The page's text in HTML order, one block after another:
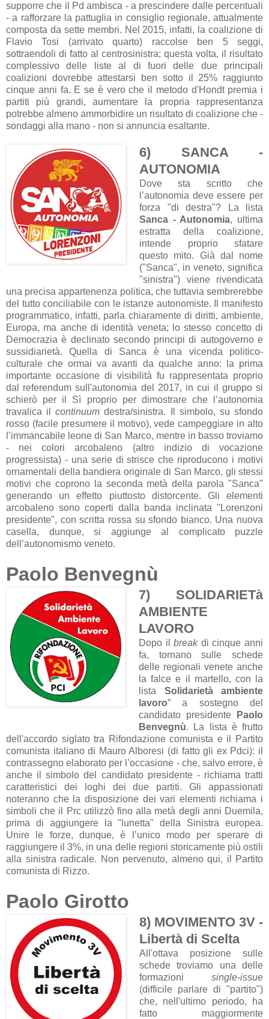
supporre che il Pd ambisca - a prescindere dalle percentuali
- a rafforzare la pattuglia in consiglio regionale, attualmente
composta da sette membri. Nel 2015, infatti, la coalizione di
Flavio Tosi (arrivato quarto) raccolse ben 5 seggi,
sottraendoli di fatto al centrosinistra; questa volta, il risultato
complessivo delle liste al di fuori delle due principali
coalizioni dovrebbe attestarsi ben sotto il 25% raggiunto
cinque anni fa. E se è vero che il metodo d'Hondt premia i
partiti più grandi, aumentare la propria rappresentanza
potrebbe almeno ammorbidire un risultato di coalizione che -
sondaggi alla mano - non si annuncia esaltante.
6) SANCA -
AUTONOMIA
Dove sta scritto che
l’autonomia deve essere per
forza "di destra"? La lista
Sanca - Autonomia, ultima
estratta della coalizione,
intende proprio sfatare
questo mito. Già dal nome
("Sanca", in veneto, significa
"sinistra") viene rivendicata
una precisa appartenenza politica, che tuttavia sembrerebbe
del tutto conciliabile con le istanze autonomiste. Il manifesto
programmatico, infatti, parla chiaramente di diritti, ambiente,
Europa, ma anche di identità veneta; lo stesso concetto di
Democrazia è declinato secondo principi di autogoverno e
sussidiarietà. Quella di Sanca è una vicenda politico-
culturale che ormai va avanti da qualche anno: la prima
importante occasione di visibilità fu rappresentata proprio
dal referendum sull'autonomia del 2017, in cui il gruppo si
schierò per il Sì proprio per dimostrare che l’autonomia
travalica ilcontinuum destra/sinistra. Il simbolo, su sfondo
rosso (facile presumere il motivo), vede campeggiare in alto
l’immancabile leone di San Marco, mentre in basso troviamo
- nei colori arcobaleno (altro indizio di vocazione
progressista) - una serie di strisce che riproducono i motivi
ornamentali della bandiera originale di San Marco, gli stessi
motivi che coprono la seconda metà della parola "Sanca"
generando un effetto piuttosto distorcente. Gli elementi
arcobaleno sono coperti dalla banda inclinata "Lorenzoni
presidente", con scritta rossa su sfondo bianco. Una nuova
casella, dunque, si aggiunge al complicato puzzle
dell’autonomismo veneto.
Paolo Benvegnù
7) SOLIDARIETà
AMBIENTE
LAVORO
Dopo ilbreakdi cinque anni
fa, tornano sulle schede
delle regionali venete anche
la falce e il martello, con la
lista Solidarietà ambiente
lavoro” a sostegno del
candidato presidente
Paolo
Benvegnù. La lista è frutto
dell'accordo siglato tra Rifondazione comunista e il Partito
comunista italiano di Mauro Alboresi (di fatto gli ex Pdci): il
contrassegno elaborato per l’occasione - che, salvo errore, è
anche il simbolo del candidato presidente - richiama tratti
caratteristici dei loghi dei due partiti. Gli appassionati
noteranno che la disposizione dei vari elementi richiama i
simboli che il Prc utilizzò fino alla metà degli anni Duemila,
prima di aggiungere la "lunetta" della Sinistra europea.
Unire le forze, dunque, è l’unico modo per sperare di
raggiungere il 3%, in una delle regioni storicamente più ostili
alla sinistra radicale. Non pervenuto, almeno qui, il Partito
comunista di Rizzo.
Paolo Girotto
8) MOVIMENTO 3V -
Libertà di Scelta
All'ottava posizione sulle
schede troviamo una delle
formazioni single-issue
(difficile parlare di "partito")
che, nell'ultimo periodo, ha
fatto maggiormente